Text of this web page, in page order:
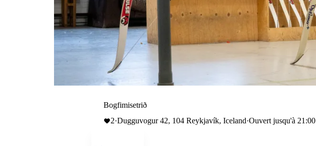
Bogfimisetrið
2·Dugguvogur 42, 104 Reykjavík, Iceland·Ouvert jusqu'à 21:00